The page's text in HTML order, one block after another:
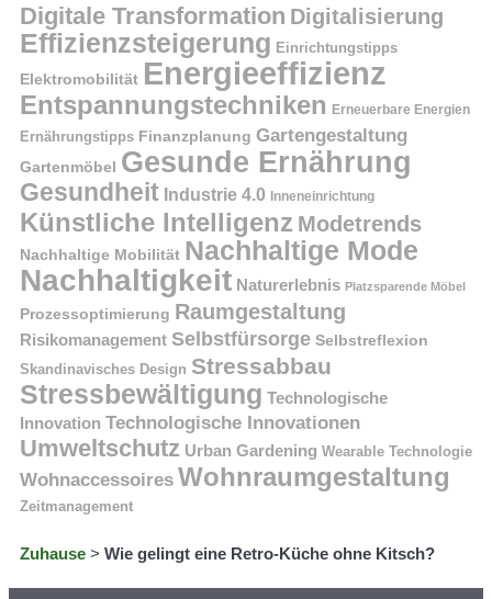
Digitale Transformation Digitalisierung
Effizienzsteigerung Einrichtungstipps
Elektromobilität Energieeffizienz
Entspannungstechniken Erneuerbare Energien
Ernährungstipps Finanzplanung Gartengestaltung
Gartenmöbel Gesunde Ernährung
Gesundheit Industrie 4.0 Inneneinrichtung
Künstliche Intelligenz Modetrends
Nachhaltige Mobilität Nachhaltige Mode
Nachhaltigkeit Naturerlebnis Platzsparende Möbel
Prozessoptimierung Raumgestaltung
Risikomanagement Selbstfürsorge Selbstreflexion
Skandinavisches Design Stressabbau
Stressbewältigung Technologische
Innovation Technologische Innovationen
Umweltschutz Urban Gardening Wearable Technologie
Wohnaccessoires Wohnraumgestaltung
Zeitmanagement
Zuhause > Wie gelingt eine Retro-Küche ohne Kitsch?